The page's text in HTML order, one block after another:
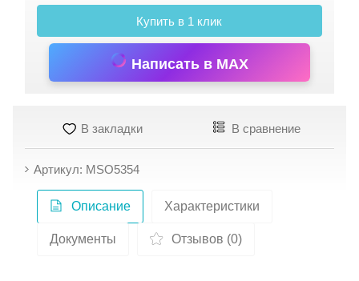
Купить в 1 клик
Написать в MAX
В закладки В сравнение
Артикул: MSO5354
Описание Характеристики
Документы Отзывов (0)